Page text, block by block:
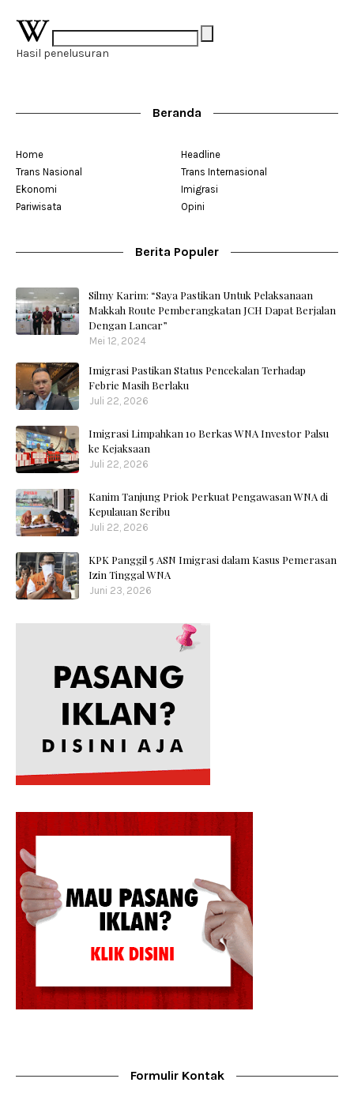
Hasil penelusuran
Beranda
Home
Headline
Trans Nasional
Trans Internasional
Ekonomi
Imigrasi
Pariwisata
Opini
Berita Populer
Silmy Karim: “Saya Pastikan Untuk Pelaksanaan
Makkah Route Pemberangkatan JCH Dapat Berjalan
Dengan Lancar”
Mei 12, 2024
Imigrasi Pastikan Status Pencekalan Terhadap
Febrie Masih Berlaku
Juli 22, 2026
Imigrasi Limpahkan 10 Berkas WNA Investor Palsu
ke Kejaksaan
Juli 22, 2026
Kanim Tanjung Priok Perkuat Pengawasan WNA di
Kepulauan Seribu
Juli 22, 2026
KPK Panggil 5 ASN Imigrasi dalam Kasus Pemerasan
Izin Tinggal WNA
Juni 23, 2026
Formulir Kontak